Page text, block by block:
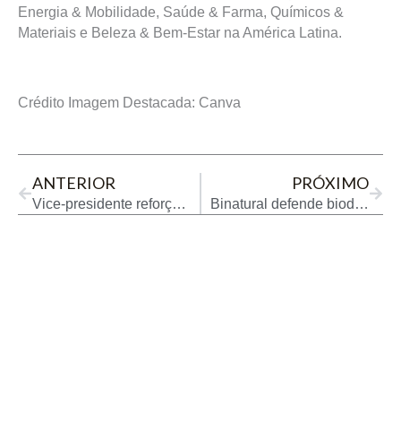
Energia & Mobilidade, Saúde & Farma, Químicos &
Materiais e Beleza & Bem-Estar na América Latina.
Crédito Imagem Destacada: Canva
ANTERIOR
Vice-presidente reforça importância do transporte e empregos
PRÓXIMO
Binatural defende biodiesel na descarbonização em SP